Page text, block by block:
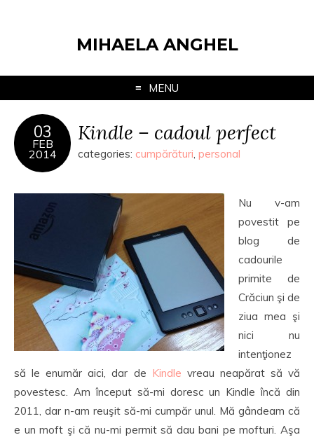
MIHAELA ANGHEL
MENU
03
FEB
2014
Kindle – cadoul perfect
categories: cumpărături, personal
Nu v-am
povestit pe
blog de
cadourile
primite de
Crăciun şi de
ziua mea şi
nici nu
intenţionez
să le enumăr aici, dar de Kindle vreau neapărat să vă
povestesc. Am început să-mi doresc un Kindle încă din
2011, dar n-am reuşit să-mi cumpăr unul. Mă gândeam că
e un moft şi că nu-mi permit să dau bani pe mofturi. Aşa